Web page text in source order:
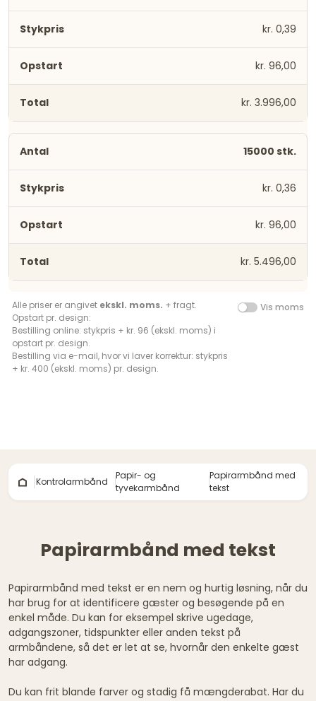
kr. 0,39
kr. 96,00
kr. 3.996,00
15000 stk.
kr. 0,36
kr. 96,00
kr. 5.496,00
Alle priser er angivet ekskl. moms. + fragt.
Opstart pr. design:
Bestilling online: stykpris + kr. 96 (ekskl. moms) i
opstart pr. design.
Bestilling via e-mail, hvor vi laver korrektur: stykpris
+ kr. 400 (ekskl. moms) pr. design.
Vis moms
Kontrolarmbånd
Papir- og
tyvekarmbånd
Papirarmbånd med
tekst
Papirarmbånd med tekst
Papirarmbånd med tekst er en nem og hurtig løsning, når du
har brug for at identificere gæster og besøgende på en
enkel måde. Du kan for eksempel skrive ugedage,
adgangszoner, tidspunkter eller anden tekst på
armbåndene, så det er let at se, hvornår den enkelte gæst
har adgang.
Du kan frit blande farver og stadig få mængderabat. Har du